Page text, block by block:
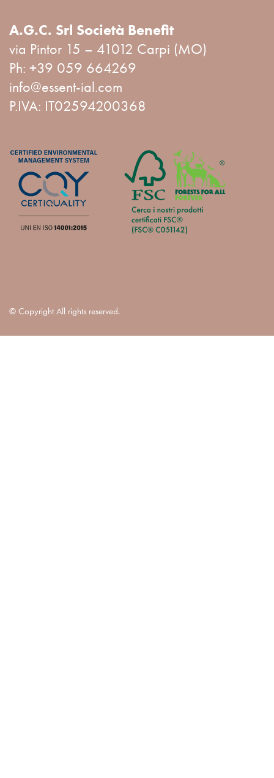
A.G.C. Srl Società Benefit
via Pintor 15 – 41012 Carpi (MO)
Ph: +39 059 664269
info@essent-ial.com
P.IVA: IT02594200368
© Copyright All rights reserved.